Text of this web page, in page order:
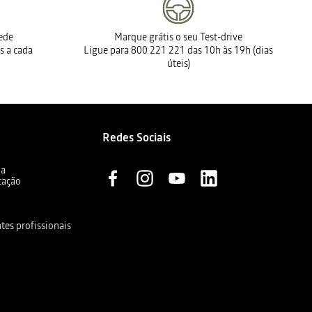
a cada
Marque grátis o seu Test-drive
Ligue para 800 221 221 das 10h às 19h (dias
úteis)
profissionais
Redes Sociais